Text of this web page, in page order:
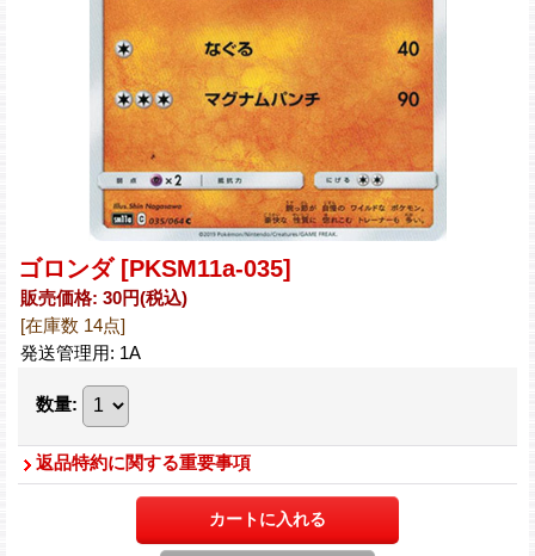
ゴロンダ [PKSM11a-035]
販売価格: 30円(税込)
[在庫数 14点]
発送管理用: 1A
数量:
返品特約に関する重要事項